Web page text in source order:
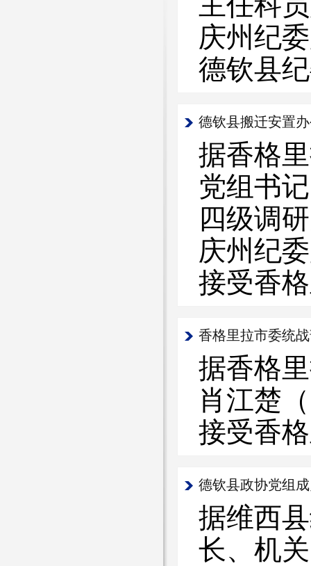
庆州纪
德钦县
据香格
党组书
四级调
庆州纪
接受香
香格里拉市委统
据香格
肖江楚
接受香
德钦县政协党组
据维西
长、机